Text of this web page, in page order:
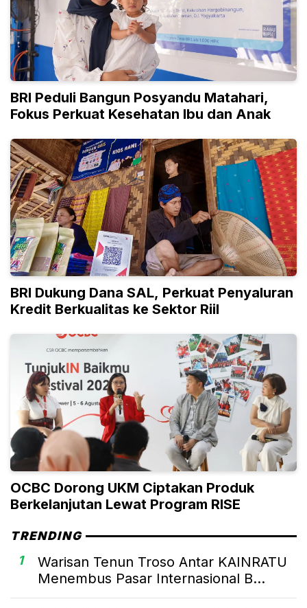
BRI Peduli Bangun Posyandu Matahari,
Fokus Perkuat Kesehatan Ibu dan Anak
BRI Dukung Dana SAL, Perkuat Penyaluran
Kredit Berkualitas ke Sektor Riil
OCBC Dorong UKM Ciptakan Produk
Berkelanjutan Lewat Program RISE
TRENDING
1
Warisan Tenun Troso Antar KAINRATU
Menembus Pasar Internasional B...